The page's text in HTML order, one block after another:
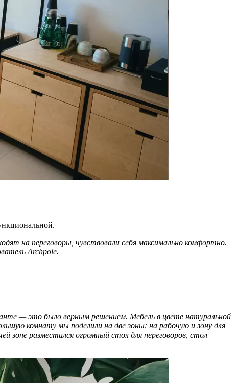
на переговоры, чувствовали себя максимально комфортно.
Archpole.
— это было верным решением. Мебель в цвете натуральной
комнату мы поделили на две зоны: на рабочую и зону для
зоне разместился огромный стол для переговоров, стол